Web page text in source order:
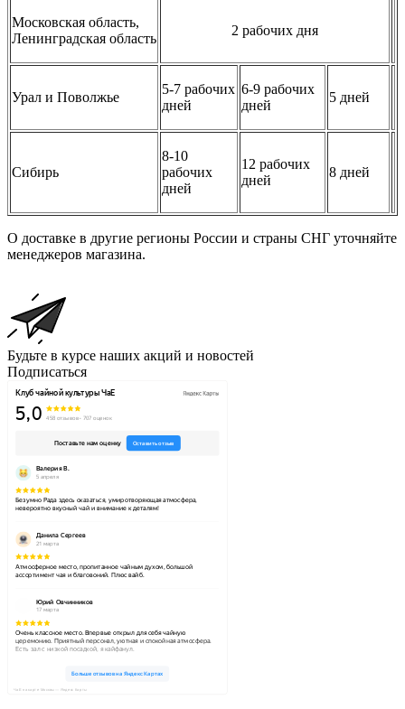
Московская область,
Ленинградская область
2 рабочих дня
Урал и Поволжье
5-7 рабочих
дней
6-9 рабочих
дней
5 дней
Сибирь
8-10
рабочих
дней
12 рабочих
дней
8 дней
О доставке в другие регионы России и страны СНГ уточняйте
менеджеров магазина.
Будьте в курсе наших акций и новостей
Подписаться
ЧаЕ на карте Москвы — Яндекс Карты